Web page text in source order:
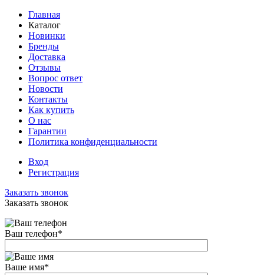
Главная
Каталог
Новинки
Бренды
Доставка
Отзывы
Вопрос ответ
Новости
Контакты
Как купить
О нас
Гарантии
Политика конфиденциальности
Вход
Регистрация
Заказать звонок
Заказать звонок
Ваш телефон*
Ваше имя*